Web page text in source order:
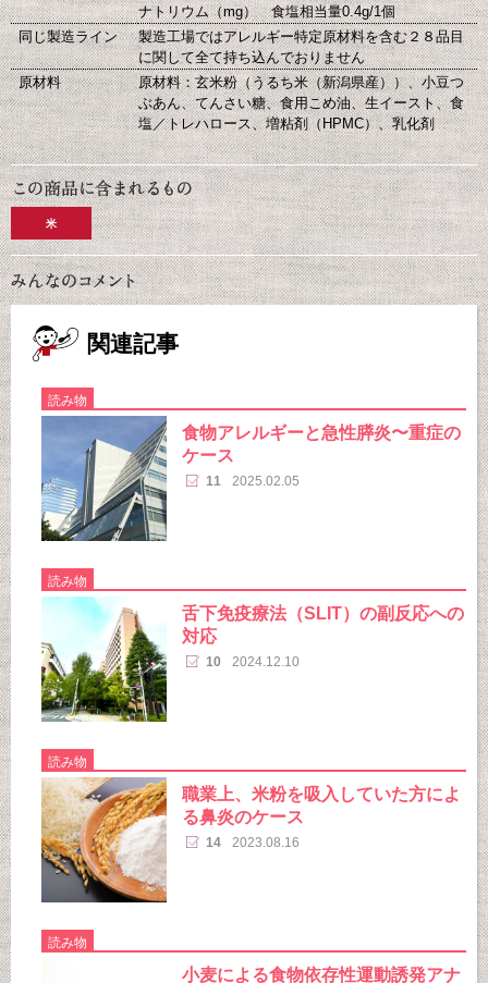
ナトリウム（mg） 食塩相当量0.4g/1個
同じ製造ライン
製造工場ではアレルギー特定原材料を含む２８品目
に関して全て持ち込んでおりません
原材料
原材料：玄米粉（うるち米（新潟県産））、小豆つ
ぶあん、てんさい糖、食用こめ油、生イースト、食
塩／トレハロース、増粘剤（HPMC）、乳化剤
米
関連記事
読み物
食物アレルギーと急性膵炎〜重症の
ケース
11 2025.02.05
読み物
舌下免疫療法（SLIT）の副反応への
対応
10 2024.12.10
読み物
職業上、米粉を吸入していた方によ
る鼻炎のケース
14 2023.08.16
読み物
小麦による食物依存性運動誘発アナ